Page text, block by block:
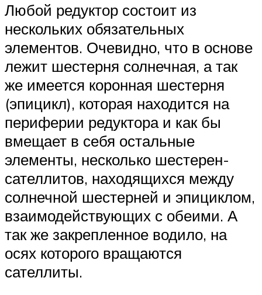
Любой редуктор состоит из
нескольких обязательных
элементов. Очевидно, что в основе
лежит шестерня солнечная, а так
же имеется коронная шестерня
(эпицикл), которая находится на
периферии редуктора и как бы
вмещает в себя остальные
элементы, несколько шестерен-
сателлитов, находящихся между
солнечной шестерней и эпициклом,
взаимодействующих с обеими. А
так же закрепленное водило, на
осях которого вращаются
сателлиты.